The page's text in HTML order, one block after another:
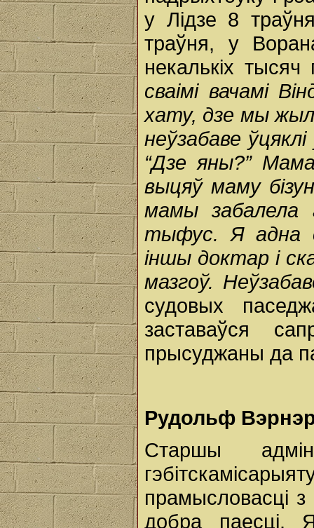
у Лідзе 8
траўня, у
некалькіх
сваімі вачамі
хату, дзе мы
неўзабаве
“Дзе яны?”
выцяў маму
мамы забалела
тыфус. Я адна
іншы доктар і
мазгоў.
судовых
заставаўся
прысуджаны да
Рудольф
Старшы
прамысловасці
добра паесці.